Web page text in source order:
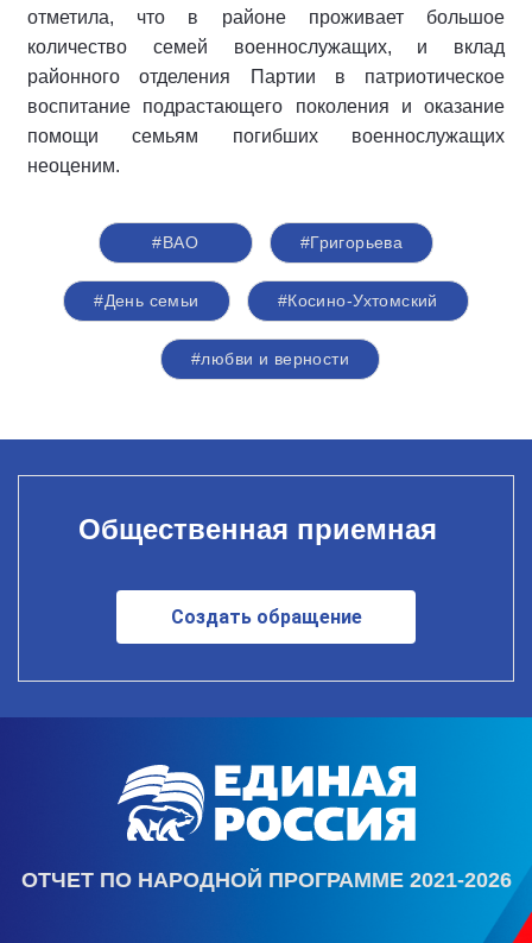
отметила, что в районе проживает большое
количество семей военнослужащих, и вклад
районного отделения Партии в патриотическое
воспитание подрастающего поколения и оказание
помощи семьям погибших военнослужащих
неоценим.
#ВАО #Григорьева
#День семьи #Косино-Ухтомский
#любви и верности
Общественная приемная
Создать обращение
ОТЧЕТ ПО НАРОДНОЙ ПРОГРАММЕ 2021-2026